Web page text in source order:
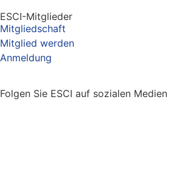
ESCI-Mitglieder
Mitgliedschaft
Mitglied werden
Anmeldung
Folgen Sie ESCI auf sozialen Medien